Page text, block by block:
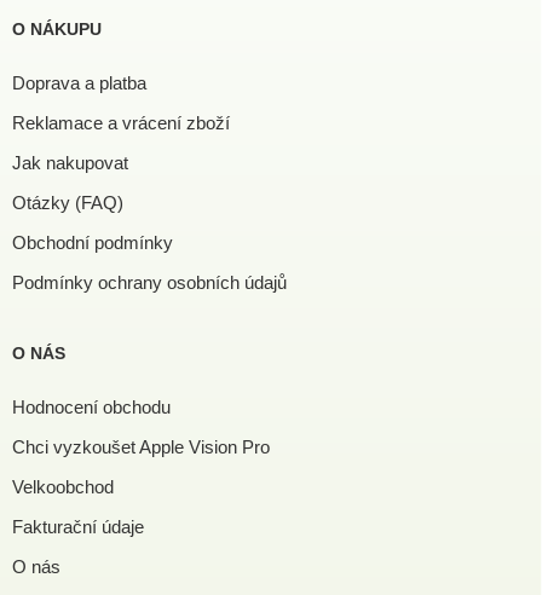
O NÁKUPU
Doprava a platba
Reklamace a vrácení zboží
Jak nakupovat
Otázky (FAQ)
Obchodní podmínky
Podmínky ochrany osobních údajů
O NÁS
Hodnocení obchodu
Chci vyzkoušet Apple Vision Pro
Velkoobchod
Fakturační údaje
O nás